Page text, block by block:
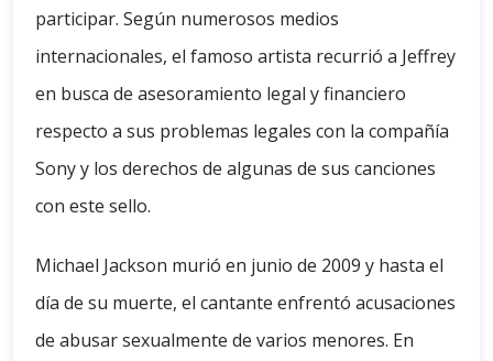
participar. Según numerosos medios
internacionales, el famoso artista recurrió a Jeffrey
en busca de asesoramiento legal y financiero
respecto a sus problemas legales con la compañía
Sony y los derechos de algunas de sus canciones
con este sello.
Michael Jackson murió en junio de 2009 y hasta el
día de su muerte, el cantante enfrentó acusaciones
de abusar sexualmente de varios menores. En